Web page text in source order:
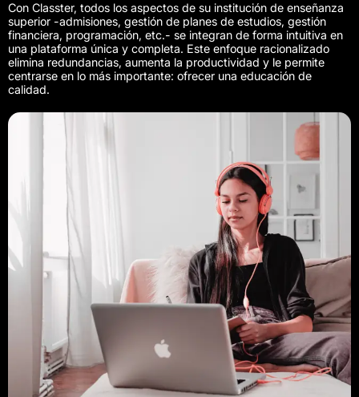
Con Classter, todos los aspectos de su institución de enseñanza
superior -admisiones, gestión de planes de estudios, gestión
financiera, programación, etc.- se integran de forma intuitiva en
una plataforma única y completa. Este enfoque racionalizado
elimina redundancias, aumenta la productividad y le permite
centrarse en lo más importante: ofrecer una educación de
calidad.